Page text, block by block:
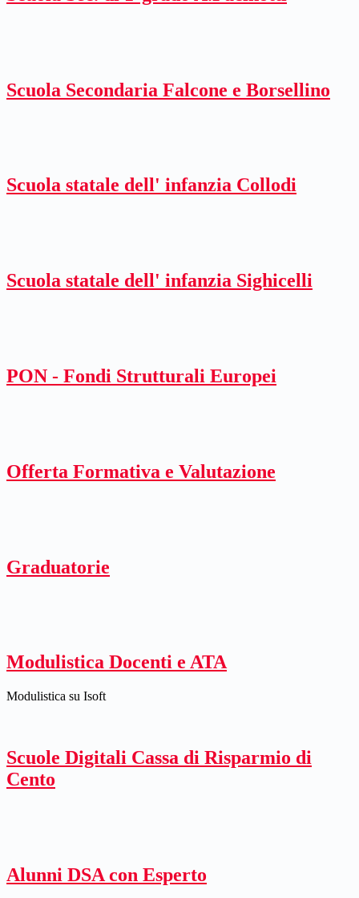
Scuola Secondaria Falcone e Borsellino
Scuola statale dell' infanzia Collodi
Scuola statale dell' infanzia Sighicelli
PON - Fondi Strutturali Europei
Offerta Formativa e Valutazione
Graduatorie
Modulistica Docenti e ATA
Modulistica su Isoft
Scuole Digitali Cassa di Risparmio di
Cento
Alunni DSA con Esperto